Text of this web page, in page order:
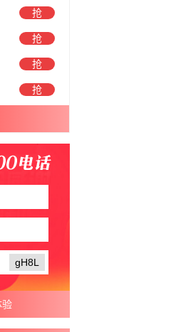
抢
抢
抢
抢
gH8L